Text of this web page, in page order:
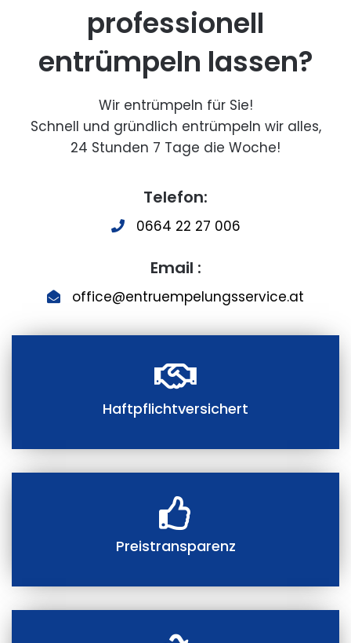
professionell
entrümpeln lassen?
Wir entrümpeln für Sie!
Schnell und gründlich entrümpeln wir alles,
24 Stunden 7 Tage die Woche!
Telefon:
0664 22 27 006
Email :
office@entruempelungsservice.at
Haftpflichtversichert
Preistransparenz